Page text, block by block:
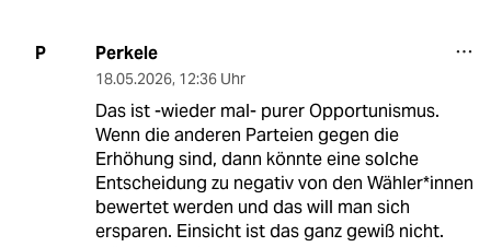
P Perkele
18.05.2026, 12:36 Uhr
Das ist -wieder mal- purer Opportunismus.
Wenn die anderen Parteien gegen die
Erhöhung sind, dann könnte eine solche
Entscheidung zu negativ von den Wähler*innen
bewertet werden und das will man sich
ersparen. Einsicht ist das ganz gewiß nicht.